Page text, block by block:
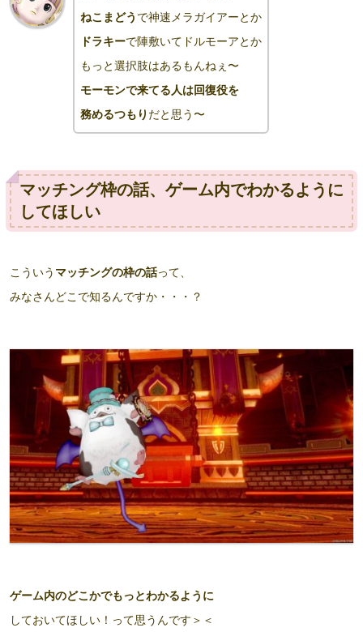
ねこまどう で神速メラガイアーとか
ドラキーで陣敷いてドルモーアとか
もっと選択肢はあるもんねぇ〜
モーモンで来てる人は回復役を
務めるつもり だと思う〜
マッチング枠の話、ゲーム内でわかるように
してほしい
こういう マッチングの枠の話って、
みなさんどこで知るんですか・・・？
ゲーム内のどこかでもっとわかるように
しておいてほしい！って思うんです＞＜